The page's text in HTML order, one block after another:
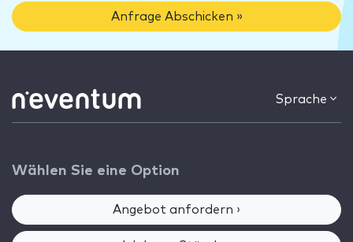
Anfrage Abschicken »
Sprache
Wählen Sie eine Option
Angebot anfordern ›